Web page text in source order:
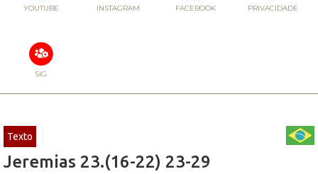
YOUTUBE INSTAGRAM FACEBOOK PRIVACIDADE
SIG
Texto
Jeremias 23.(16-22) 23-29